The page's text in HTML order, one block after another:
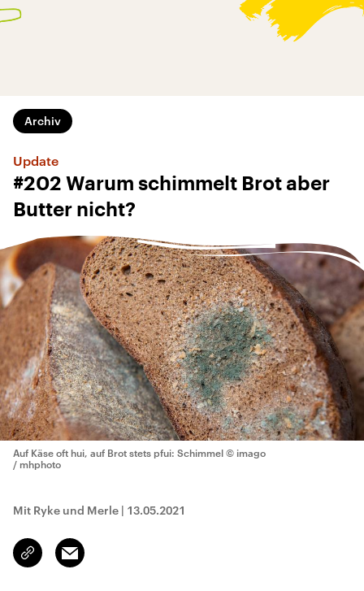
Archiv
Update
#202 Warum schimmelt Brot aber
Butter nicht?
Auf Käse oft hui, auf Brot stets pfui: Schimmel © imago
/ mhphoto
Mit Ryke und Merle | 13.05.2021
Link
kopieren/teilen
Email